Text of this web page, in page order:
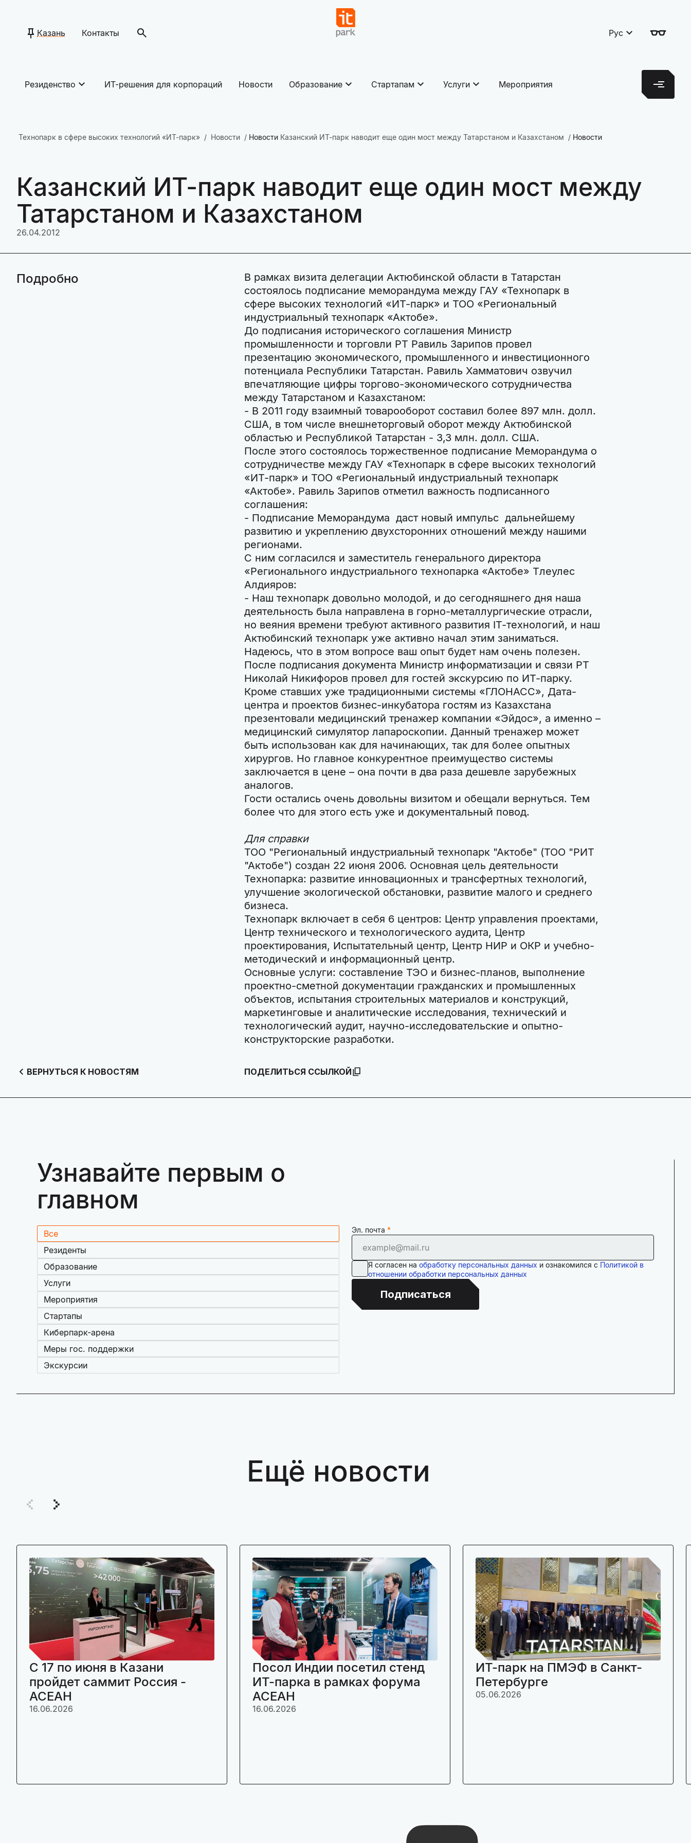
Казань Контакты Рус
Резиденство ИТ-решения для корпораций Новости Образование Стартапам Услуги Мероприятия
Технопарк в сфере высоких технологий «ИТ-парк» Новости Новости Казанский ИТ-парк наводит еще один мост между Татарстаном и Казахстаном Новости
Казанский ИТ-парк наводит еще один мост между
Татарстаном и Казахстаном
26.04.2012
Подробно
В рамках визита делегации Актюбинской области в Татарстан
состоялось подписание меморандума между ГАУ «Технопарк в
сфере высоких технологий «ИТ-парк» и ТОО «Региональный
индустриальный технопарк «Актобе».
До подписания исторического соглашения Министр
промышленности и торговли РТ Равиль Зарипов провел
презентацию экономического, промышленного и инвестиционного
потенциала Республики Татарстан. Равиль Хамматович озвучил
впечатляющие цифры торгово-экономического сотрудничества
между Татарстаном и Казахстаном:
- В 2011 году взаимный товарооборот составил более 897 млн. долл.
США, в том числе внешнеторговый оборот между Актюбинской
областью и Республикой Татарстан - 3,3 млн. долл. США.
После этого состоялось торжественное подписание Меморандума о
сотрудничестве между ГАУ «Технопарк в сфере высоких технологий
«ИТ-парк» и ТОО «Региональный индустриальный технопарк
«Актобе». Равиль Зарипов отметил важность подписанного
соглашения:
- Подписание Меморандума даст новый импульc дальнейшему
развитию и укреплению двухсторонних отношений между нашими
регионами.
С ним согласился и заместитель генерального директора
«Регионального индустриального технопарка «Актобе» Тлеулес
Алдияров:
- Наш технопарк довольно молодой, и до сегодняшнего дня наша
деятельность была направлена в горно-металлургические отрасли,
но веяния времени требуют активного развития IT-технологий, и наш
Актюбинский технопарк уже активно начал этим заниматься.
Надеюсь, что в этом вопросе ваш опыт будет нам очень полезен.
После подписания документа Министр информатизации и связи РТ
Николай Никифоров провел для гостей экскурсию по ИТ-парку.
Кроме ставших уже традиционными системы «ГЛОНАСС», Дата-
центра и проектов бизнес-инкубатора гостям из Казахстана
презентовали медицинский тренажер компании «Эйдос», а именно –
медицинский симулятор лапароскопии. Данный тренажер может
быть использован как для начинающих, так для более опытных
хирургов. Но главное конкурентное преимущество системы
заключается в цене – она почти в два раза дешевле зарубежных
аналогов.
Гости остались очень довольны визитом и обещали вернуться. Тем
более что для этого есть уже и документальный повод.
Для справки
ТОО "Региональный индустриальный технопарк "Актобе" (ТОО "РИТ
"Актобе") создан 22 июня 2006. Основная цель деятельности
Технопарка: развитие инновационных и трансфертных технологий,
улучшение экологической обстановки, развитие малого и среднего
бизнеса.
Технопарк включает в себя 6 центров: Центр управления проектами,
Центр технического и технологического аудита, Центр
проектирования, Испытательный центр, Центр НИР и ОКР и учебно-
методический и информационный центр.
Основные услуги: составление ТЭО и бизнес-планов, выполнение
проектно-сметной документации гражданских и промышленных
объектов, испытания строительных материалов и конструкций,
маркетинговые и аналитические исследования, технический и
технологический аудит, научно-исследовательские и опытно-
конструкторские разработки.
ВЕРНУТЬСЯ К НОВОСТЯМ ПОДЕЛИТЬСЯ ССЫЛКОЙ
Узнавайте первым о
главном
Все
Резиденты
Образование
Услуги
Мероприятия
Стартапы
Киберпарк-арена
Меры гос. поддержки
Экскурсии
Эл. почта
Я согласен на обработку персональных данных и ознакомился с Политикой в
отношении обработки персональных данных
Подписаться
Ещё новости
C 17 по июня в Казани
пройдет саммит Россия -
АСЕАН
16.06.2026
Посол Индии посетил стенд
ИТ-парка в рамках форума
АСЕАН
16.06.2026
ИТ-парк на ПМЭФ в Санкт-
Петербурге
05.06.2026